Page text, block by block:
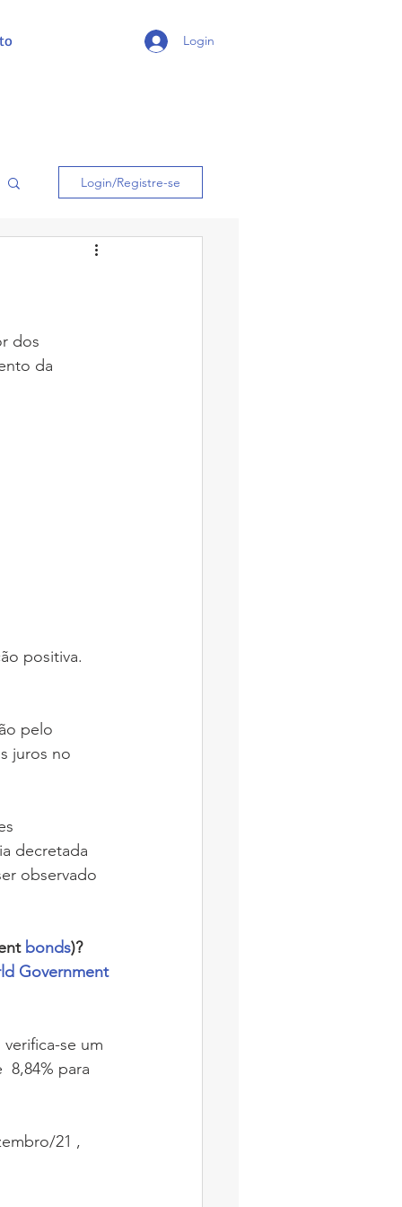
Login
Login/Registre-se
dos
da
positiva.
pelo
juros no
decretada
observado
bonds)?
Government
verifica-se um
8,84% para
21 ,